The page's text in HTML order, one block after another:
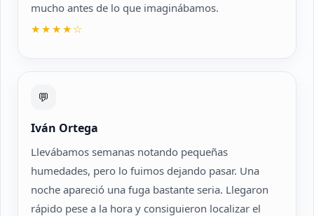
mucho antes de lo que imaginábamos.
★★★★☆
💬
Iván Ortega
Llevábamos semanas notando pequeñas
humedades, pero lo fuimos dejando pasar. Una
noche apareció una fuga bastante seria. Llegaron
rápido pese a la hora y consiguieron localizar el